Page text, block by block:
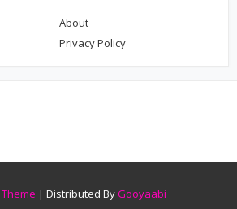
About
Privacy Policy
Theme | Distributed By Gooyaabi